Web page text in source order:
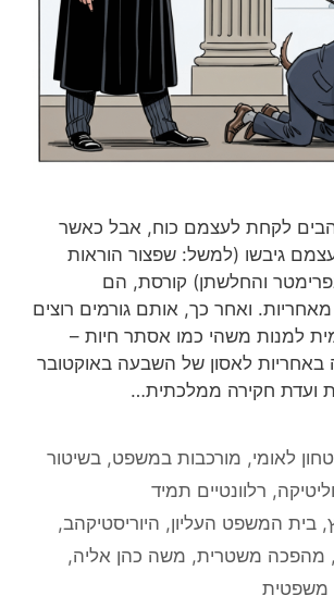
לקחת לעצמם כוח, אבל כאשר
גיבשו (למשל: שפצור הוראות
והחלשתן) קורסת, הם
ואחר כך, אותם גורמים רוצים
למנות משהי כמו אסתר חיות –
לאסון של השבעה באוקטובר
ועדת חקירה ממלכתית…
לאומי, מורכבות במשפט, בשיטור
, רלוונטיים תמיד
,בית המשפט העליון, היוריסטיקהב,
, מהפכה משטרית, משה כהן אליה,
משפטית